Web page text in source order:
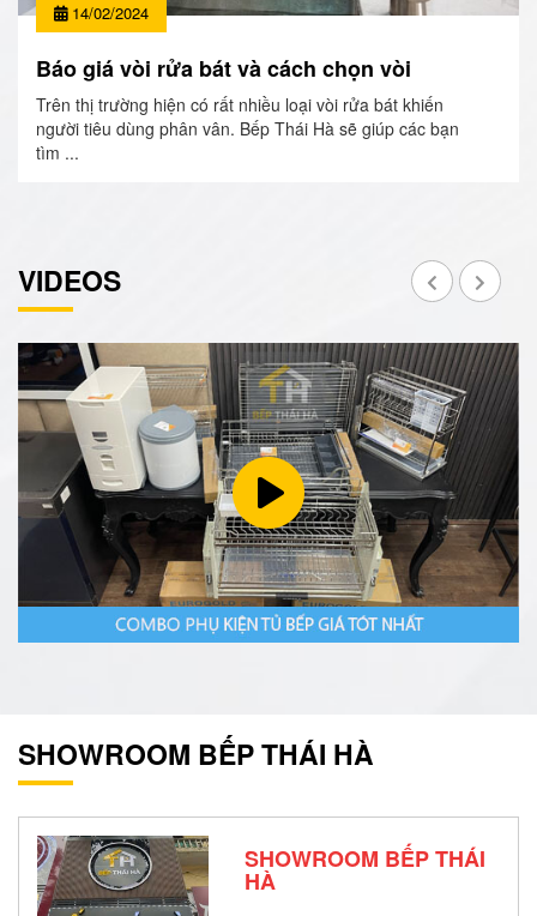
14/02/2024
Báo giá vòi rửa bát và cách chọn vòi
Trên thị trường hiện có rất nhiều loại vòi rửa bát khiến
người tiêu dùng phân vân. Bếp Thái Hà sẽ giúp các bạn
tìm ...
VIDEOS
SHOWROOM BẾP THÁI HÀ
SHOWROOM BẾP THÁI
HÀ